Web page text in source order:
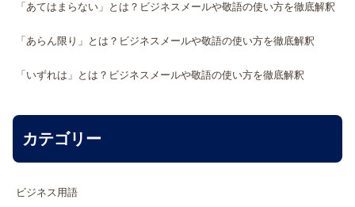
「あてはまらない」とは？ビジネスメールや敬語の使い方を徹底解釈
「あらん限り」とは？ビジネスメールや敬語の使い方を徹底解釈
「いずれは」とは？ビジネスメールや敬語の使い方を徹底解釈
カテゴリー
ビジネス用語